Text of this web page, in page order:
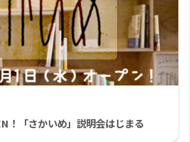
！「さかいめ」説明会はじまる